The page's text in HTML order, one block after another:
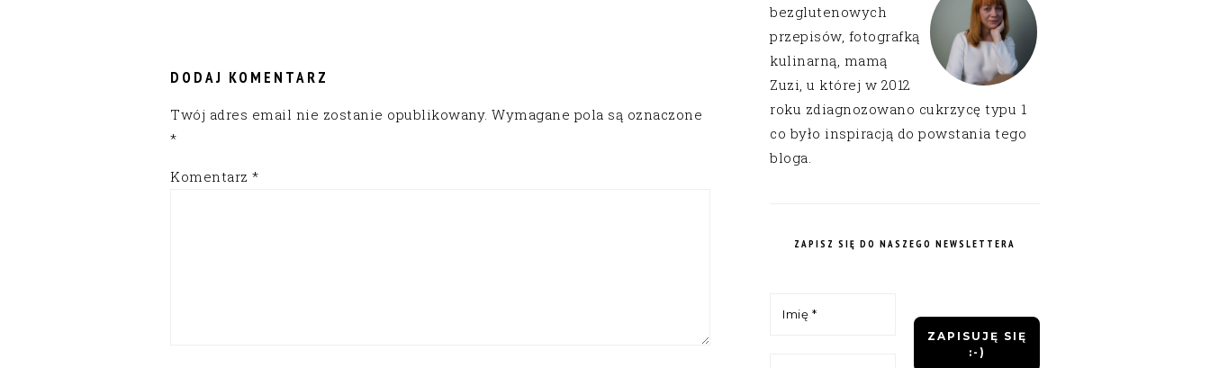
DODAJ KOMENTARZ
Twój adres email nie zostanie opublikowany. Wymagane pola są oznaczone
*
Komentarz *
bezglutenowych
przepisów, fotografką
kulinarną, mamą
Zuzi, u której w 2012
roku zdiagnozowano cukrzycę typu 1
co było inspiracją do powstania tego
bloga.
ZAPISZ SIĘ DO NASZEGO NEWSLETTERA